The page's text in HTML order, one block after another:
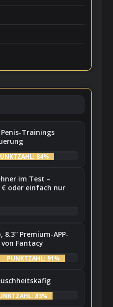
Trainings
84%
im Test –
oder einfach nur
Premium-APP-
Fantacy
PUNKTZAHL: 91%
83%